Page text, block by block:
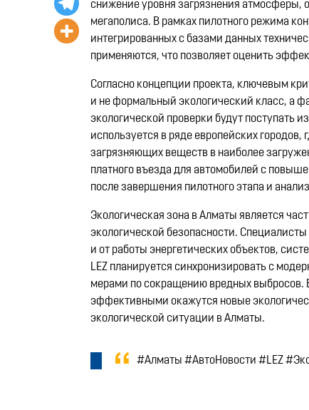
снижение уровня загрязнения атмосферы,
мегаполиса. В рамках пилотного режима
интегрированных с базами данных
применяются, что позволяет оценить
Согласно концепции проекта, ключевым
и не формальный экологический класс, а
экологической проверки будут поступать
используется в ряде европейских
загрязняющих веществ в наиболее
платного въезда для автомобилей с
после завершения пилотного этапа и
Экологическая зона в Алматы является
экологической безопасности. Специалисты
и от работы энергетических объектов,
LEZ планируется синхронизировать с
мерами по сокращению вредных выбросов.
эффективными окажутся новые
экологической ситуации в Алматы.
#Алматы #АвтоНовости #LEZ